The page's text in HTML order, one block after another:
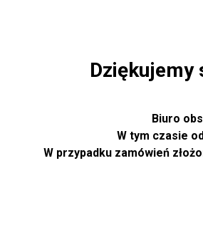
Dziękujemy
Biuro
W tym czasie
W przypadku zamówień